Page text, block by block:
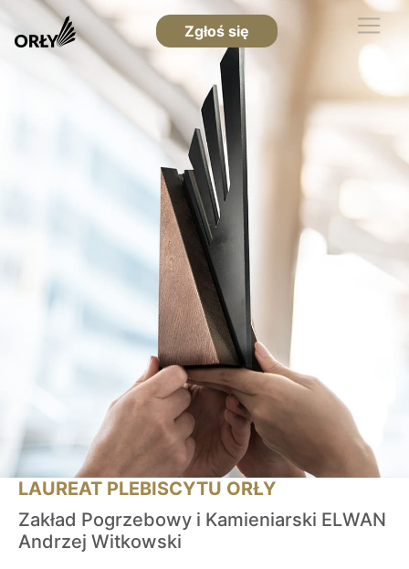
Zgłoś się
LAUREAT PLEBISCYTU ORŁY
Zakład Pogrzebowy i Kamieniarski ELWAN
Andrzej Witkowski